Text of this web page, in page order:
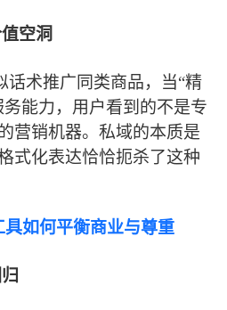
空洞
话术推广同类商品，当“精
能力，用户看到的不是专
营销机器。私域的本质是
式化表达恰恰扼杀了这种
如何平衡商业与尊重